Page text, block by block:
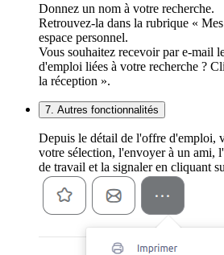
Donnez un nom à votre recherche.
Retrouvez-la dans la rubrique «
espace personnel.
Vous souhaitez recevoir par e-mail
d'emploi liées à votre recherche ?
la réception ».
7. Autres fonctionnalités
Depuis le détail de l'offre d'emploi,
votre sélection, l'envoyer à un ami,
de travail et la signaler en cliquant